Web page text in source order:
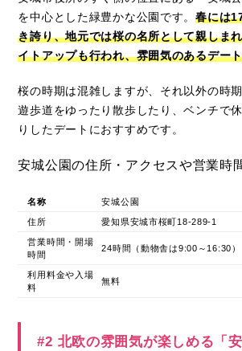
を中心とした緑豊かな公園です。春には
き誇り、地元では桜の名所として親しま
イトアップも行われ、雰囲気のあるデー
桜の時期は混雑しますが、それ以外の時
遊歩道をゆったり散歩したり、ベンチで
りしたデートにおすすめです。
安城公園の住所・アクセスや営業時
名称 安城公園
住所 愛知県安城市桜町18-289-1
営業時間・開場
時間
24時間（動物舎は9:00～16:30）
利用料金や入場
料
無料
#2 北欧の雰囲気が楽しめる「